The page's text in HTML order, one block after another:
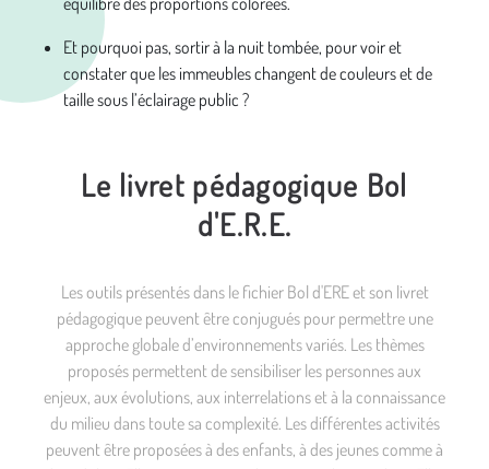
Et pourquoi pas, sortir à la nuit tombée, pour voir et
constater que les immeubles changent de couleurs et de
taille sous l’éclairage public ?
Le livret pédagogique Bol
d'E.R.E.
Les outils présentés dans le fichier Bol d'ERE et son livret
pédagogique peuvent être conjugués pour permettre une
approche globale d’environnements variés. Les thèmes
proposés permettent de sensibiliser les personnes aux
enjeux, aux évolutions, aux interrelations et à la connaissance
du milieu dans toute sa complexité. Les différentes activités
peuvent être proposées à des enfants, à des jeunes comme à